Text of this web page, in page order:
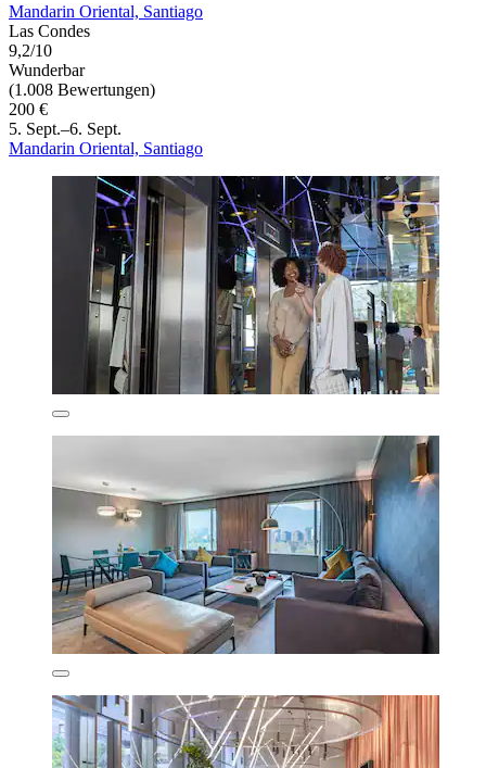
Mandarin Oriental, Santiago
Las Condes
9,2/10
Wunderbar
(1.008 Bewertungen)
200 €
5. Sept.–6. Sept.
Mandarin Oriental, Santiago